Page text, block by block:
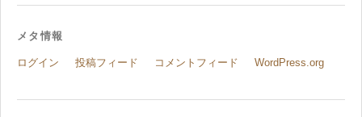
メタ情報
ログイン 投稿フィード コメントフィード WordPress.org